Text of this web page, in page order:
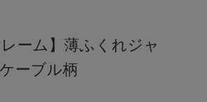
レーム】薄ふくれジャ
ーブル柄